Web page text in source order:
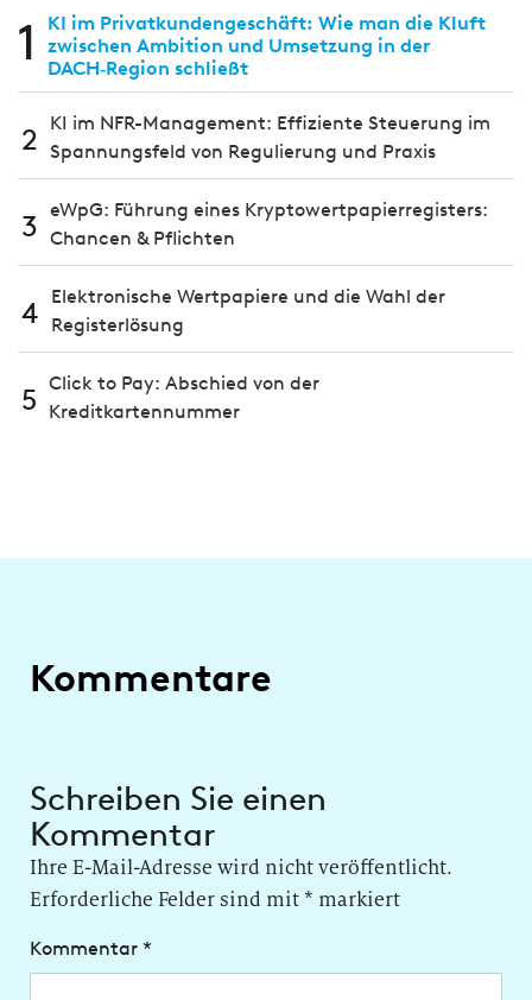
1
KI im Privatkundengeschäft: Wie man die Kluft
zwischen Ambition und Umsetzung in der
DACH‑Region schließt
2
KI im NFR-Management: Effiziente Steuerung im
Spannungsfeld von Regulierung und Praxis
3 eWpG: Führung eines Kryptowertpapierregisters:
Chancen & Pflichten
4
Elektronische Wertpapiere und die Wahl der
Registerlösung
5 Click to Pay: Abschied von der
Kreditkartennummer
Kommentare
Schreiben Sie einen
Kommentar
Ihre E-Mail-Adresse wird nicht veröffentlicht.
Erforderliche Felder sind mit* markiert
Kommentar *